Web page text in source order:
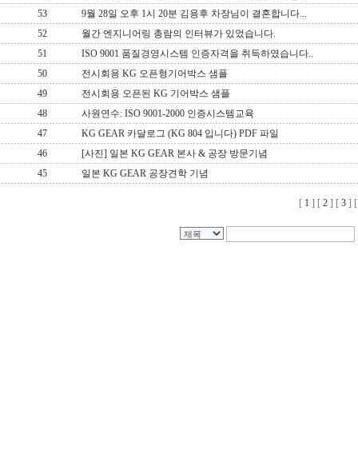
53
9월 28일 오후 1시 20분 김용후 차장님이 결혼합니다...
52
월간 엔지니어링 총람의 인터뷰가 있었습니다.
51
ISO 9001 품질경영시스템 인증자격을 취득하였습니다..
50
전시회용 KG 오픈형기어박스 샘플
49
전시회용 오픈된 KG 기어박스 샘플
48
사원연수: ISO 9001-2000 인증시스템교육
47
KG GEAR 카달로그 (KG 804 입니다) PDF 파일
46
[사진] 일본 KG GEAR 본사 & 공장 방문기념
45
일본 KG GEAR 공장견학 기념
[ 1 ] [ 2] [ 3]